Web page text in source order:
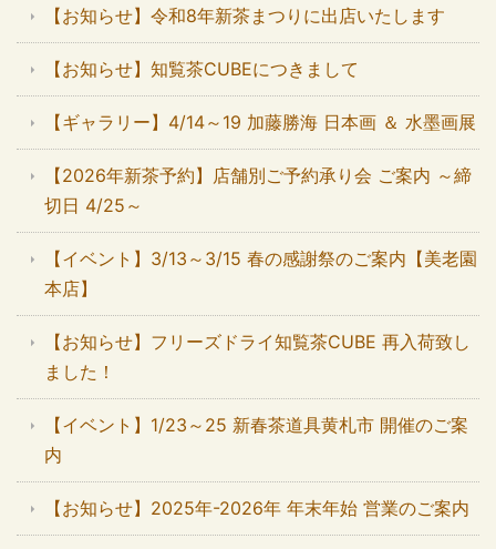
【お知らせ】令和8年新茶まつりに出店いたします
【お知らせ】知覧茶CUBEにつきまして
【ギャラリー】4/14～19 加藤勝海 日本画 ＆ 水墨画展
【2026年新茶予約】店舗別ご予約承り会 ご案内 ～締
切日 4/25～
【イベント】3/13～3/15 春の感謝祭のご案内【美老園
本店】
【お知らせ】フリーズドライ知覧茶CUBE 再入荷致し
ました！
【イベント】1/23～25 新春茶道具黄札市 開催のご案
内
【お知らせ】2025年-2026年 年末年始 営業のご案内